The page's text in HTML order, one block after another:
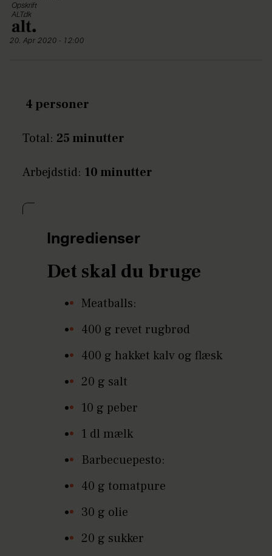
Opskrift
ALT.dk
20. Apr 2020 - 12:00
4 personer
Total: 25 minutter
Arbejdstid: 10 minutter
Ingredienser
Det skal du bruge
Meatballs:
400 g revet rugbrød
400 g hakket kalv og flæsk
20 g salt
10 g peber
1 dl mælk
Barbecuepesto:
40 g tomatpure
30 g olie
20 g sukker